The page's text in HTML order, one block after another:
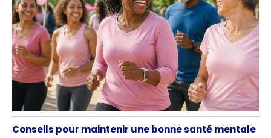
Conseils pour maintenir une bonne santé mentale